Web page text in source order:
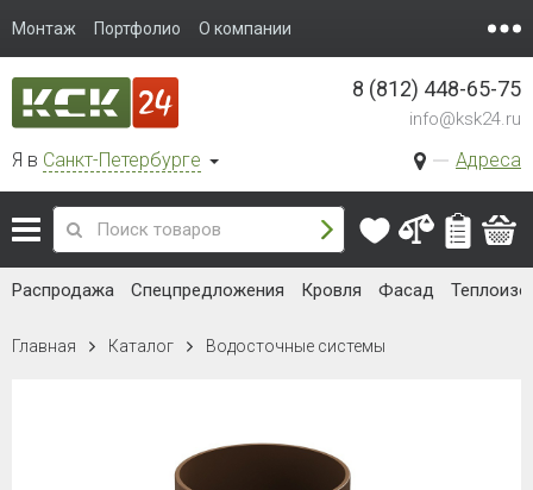
Монтаж Портфолио О компании
Я в Санкт-Петербурге Адреса
8 (812) 448-65-75
info@ksk24.ru
Распродажа Спецпредложения Кровля Фасад
Главная Каталог Водосточные системы